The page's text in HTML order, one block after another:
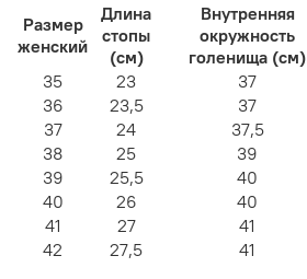
Размер
женский
Длина
стопы
(см)
Внутренняя
окружность
голенища (см)
35
23 37
36
23,5 37
37
24 37,5
38
25 39
39
25,5 40
40
26 40
41
27 41
42
27,5 41